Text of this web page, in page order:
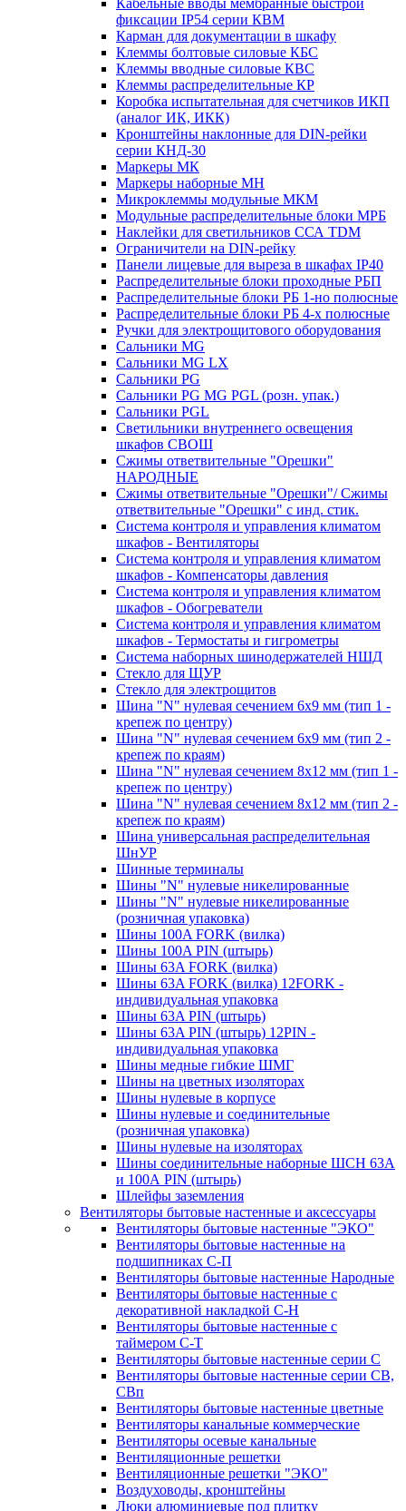
Кабельные вводы мембранные быстрой
фиксации IP54 серии КВМ
Карман для документации в шкафу
Клеммы болтовые силовые КБС
Клеммы вводные силовые КВС
Клеммы распределительные КР
Коробка испытательная для счетчиков ИКП
(аналог ИК, ИКК)
Кронштейны наклонные для DIN-рейки
серии КНД-30
Маркеры МК
Маркеры наборные МН
Микроклеммы модульные МКМ
Модульные распределительные блоки МРБ
Наклейки для светильников ССА TDM
Ограничители на DIN-рейку
Панели лицевые для выреза в шкафах IP40
Распределительные блоки проходные РБП
Распределительные блоки РБ 1-но полюсные
Распределительные блоки РБ 4-х полюсные
Ручки для электрощитового оборудования
Сальники MG
Сальники MG LX
Сальники PG
Сальники PG MG PGL (розн. упак.)
Сальники PGL
Светильники внутреннего освещения
шкафов СВОШ
Сжимы ответвительные "Орешки"
НАРОДНЫЕ
Сжимы ответвительные "Орешки"/ Сжимы
ответвительные "Орешки" с инд. стик.
Система контроля и управления климатом
шкафов - Вентиляторы
Система контроля и управления климатом
шкафов - Компенсаторы давления
Система контроля и управления климатом
шкафов - Обогреватели
Система контроля и управления климатом
шкафов - Термостаты и гигрометры
Система наборных шинодержателей НШД
Стекло для ЩУР
Стекло для электрощитов
Шина "N" нулевая сечением 6х9 мм (тип 1 -
крепеж по центру)
Шина "N" нулевая сечением 6х9 мм (тип 2 -
крепеж по краям)
Шина "N" нулевая сечением 8х12 мм (тип 1 -
крепеж по центру)
Шина "N" нулевая сечением 8х12 мм (тип 2 -
крепеж по краям)
Шина универсальная распределительная
ШнУР
Шинные терминалы
Шины "N" нулевые никелированные
Шины "N" нулевые никелированные
(розничная упаковка)
Шины 100A FORK (вилка)
Шины 100A PIN (штырь)
Шины 63A FORK (вилка)
Шины 63A FORK (вилка) 12FORK -
индивидуальная упаковка
Шины 63A PIN (штырь)
Шины 63A PIN (штырь) 12PIN -
индивидуальная упаковка
Шины медные гибкие ШМГ
Шины на цветных изоляторах
Шины нулевые в корпусе
Шины нулевые и соединительные
(розничная упаковка)
Шины нулевые на изоляторах
Шины соединительные наборные ШСН 63A
и 100А PIN (штырь)
Шлейфы заземления
Вентиляторы бытовые настенные и аксессуары
Вентиляторы бытовые настенные "ЭКО"
Вентиляторы бытовые настенные на
подшипниках С-П
Вентиляторы бытовые настенные Народные
Вентиляторы бытовые настенные с
декоративной накладкой С-Н
Вентиляторы бытовые настенные с
таймером С-Т
Вентиляторы бытовые настенные серии С
Вентиляторы бытовые настенные серии СВ,
СВп
Вентиляторы бытовые настенные цветные
Вентиляторы канальные коммерческие
Вентиляторы осевые канальные
Вентиляционные решетки
Вентиляционные решетки "ЭКО"
Воздуховоды, кронштейны
Люки алюминиевые под плитку